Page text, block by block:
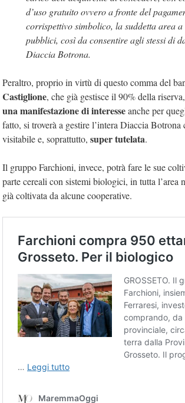
d’uso gratuito ovvero a fronte del
corrispettivo simbolico, la suddetta area
pubblici, così da consentire agli stessi di
Diaccia Botrona.
Peraltro, proprio in virtù di questo comma del
Castiglione, che già gestisce il 90% della
una manifestazione di interesseanche per
fatto, si troverà a gestire l’intera Diaccia Botrona
visitabile e, soprattutto, super tutelata.
Il gruppo Farchioni, invece, potrà fare le sue
parte cereali con sistemi biologici, in tutta l’area
già coltivata da alcune cooperative.